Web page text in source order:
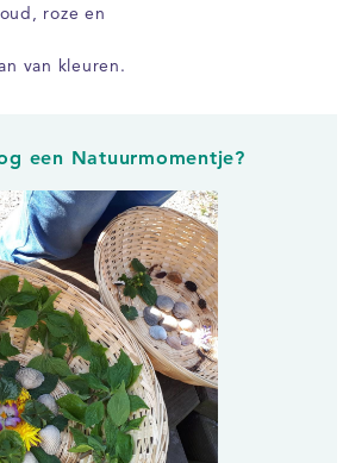
roze en
van kleuren.
een Natuurmomentje?